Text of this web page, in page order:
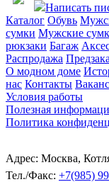
Написать
Каталог Обувь
сумки Мужские
рюкзаки Багаж
Распродажа
О модном доме
нас Контакты
Условия работы
Полезная
Политика
Адрес: Москва,
Тел./Факс: +7(985)